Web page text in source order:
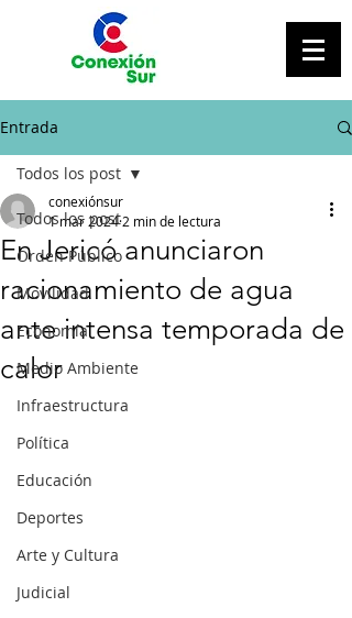
Entrada
Todos los post
Orden Público
Movilidad
Economía
Medio Ambiente
Infraestructura
Política
Educación
Deportes
Arte y Cultura
Judicial
Todos los post
En Jericó anunciaron
racionamiento de agua
ante intensa temporada de
calor
conexiónsur
1 mar 2024 2 min de lectura